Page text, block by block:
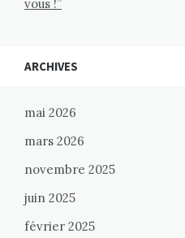
vous !”
ARCHIVES
mai 2026
mars 2026
novembre 2025
juin 2025
février 2025